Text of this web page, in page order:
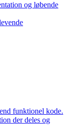
og løbende
funktionel kode.
der deles og